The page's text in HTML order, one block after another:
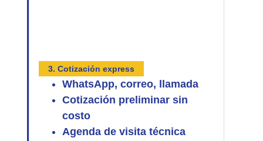
3. Cotización express
WhatsApp, correo, llamada
Cotización preliminar sin
costo
Agenda de visita técnica